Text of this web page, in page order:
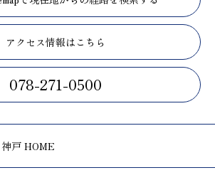
アクセス情報はこちら
078-271-0500
戸 HOME